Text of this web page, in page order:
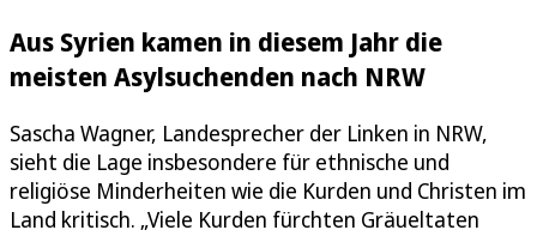
Aus Syrien kamen in diesem Jahr die
meisten Asylsuchenden nach NRW
Sascha Wagner, Landesprecher der Linken in NRW,
sieht die Lage insbesondere für ethnische und
religiöse Minderheiten wie die Kurden und Christen im
Land kritisch. „Viele Kurden fürchten Gräueltaten